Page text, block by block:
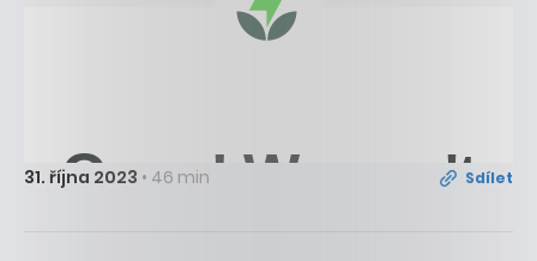
31. října 2023 • 46 min Sdílet